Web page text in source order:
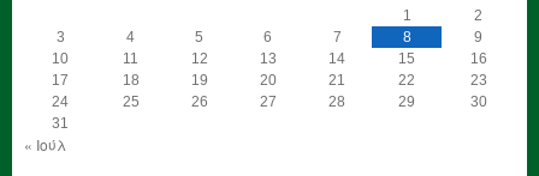
1
2
3
4 5 6 7 8
9
10
11 12 13 14 15
16
17
18 19 20 21 22
23
24
25 26 27 28 29
30
31
« Ιούλ